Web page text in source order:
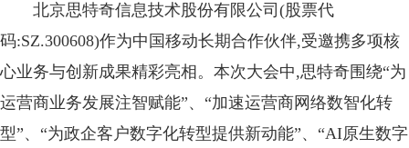
北京思特奇信息技术股份有限公司(股票代
码:SZ.300608)作为中国移动长期合作伙伴,受邀携多项核
心业务与创新成果精彩亮相。本次大会中,思特奇围绕“为
运营商业务发展注智赋能”、“加速运营商网络数智化转
型”、“为政企客户数字化转型提供新动能”、“AI原生数字